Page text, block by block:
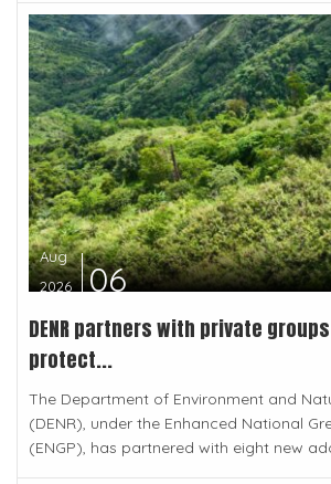
Aug
2026
06
DENR partners with private
protect...
The Department of Environment and
(DENR), under the Enhanced National
(ENGP), has partnered with eight new